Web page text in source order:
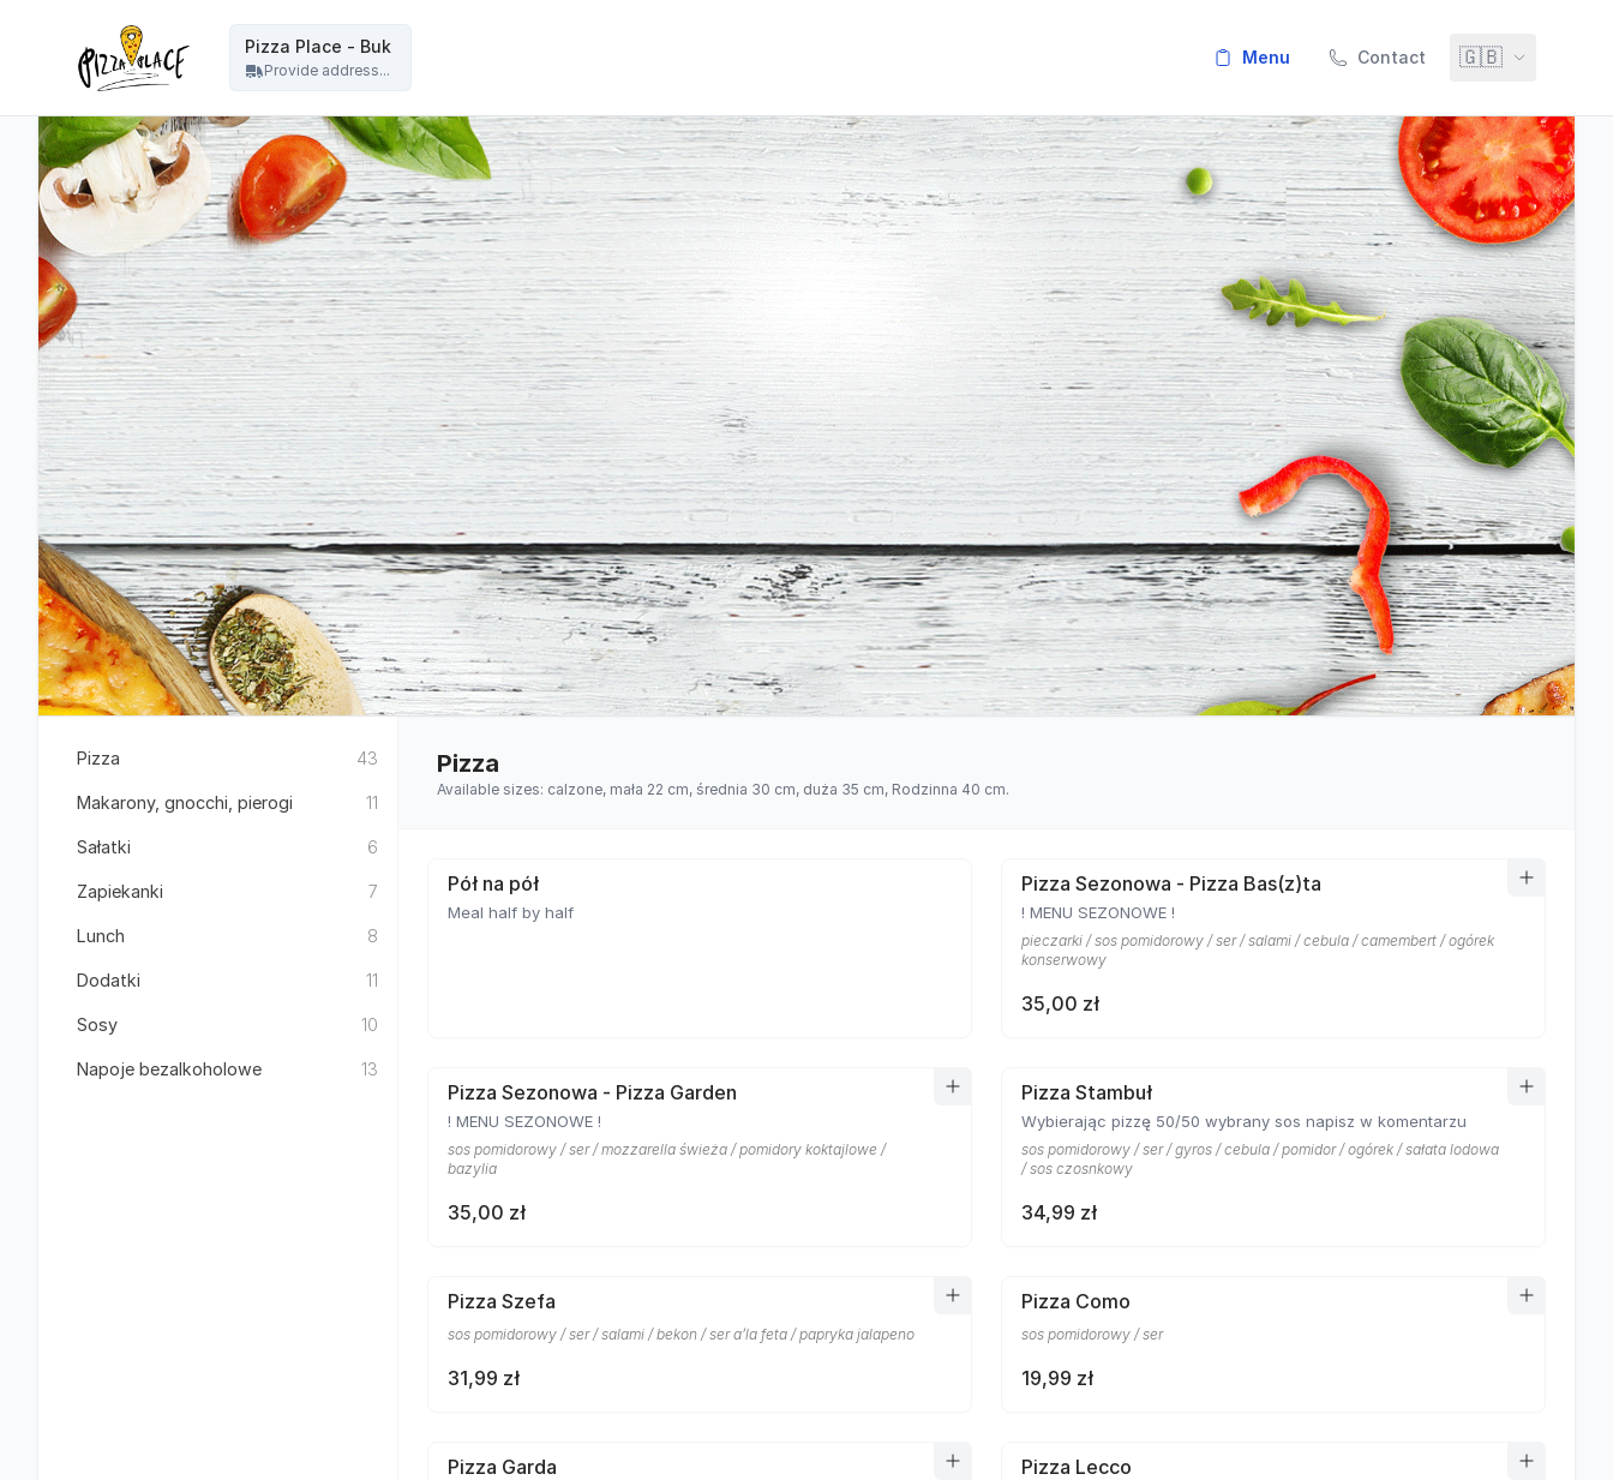
Pizza Place - Buk
Provide address...
menu Contact 🇬🇧
Pizza 43
Makarony, gnocchi, pierogi 11
Sałatki 6
Zapiekanki 7
Lunch 8
Dodatki 11
Sosy 10
Napoje bezalkoholowe 13
Pizza
Available sizes: calzone, mała 22 cm, średnia 30 cm, duża 35 cm, Rodzinna 40 cm.
Pół na pół
Meal half by half
Pizza Sezonowa - Pizza Bas(z)ta
! MENU SEZONOWE !
pieczarki / sos pomidorowy / ser / salami / cebula / camembert / ogórek
konserwowy
35,00 zł
Pizza Sezonowa - Pizza Garden
! MENU SEZONOWE !
sos pomidorowy / ser / mozzarella świeża / pomidory koktajlowe /
bazylia
35,00 zł
Pizza Stambuł
Wybierając pizzę 50/50 wybrany sos napisz w komentarzu
sos pomidorowy / ser / gyros / cebula / pomidor / ogórek / sałata lodowa
/ sos czosnkowy
34,99 zł
Pizza Szefa
sos pomidorowy / ser / salami / bekon / ser a’la feta / papryka jalapeno
31,99 zł
Pizza Como
sos pomidorowy / ser
19,99 zł
Pizza Garda Pizza Lecco